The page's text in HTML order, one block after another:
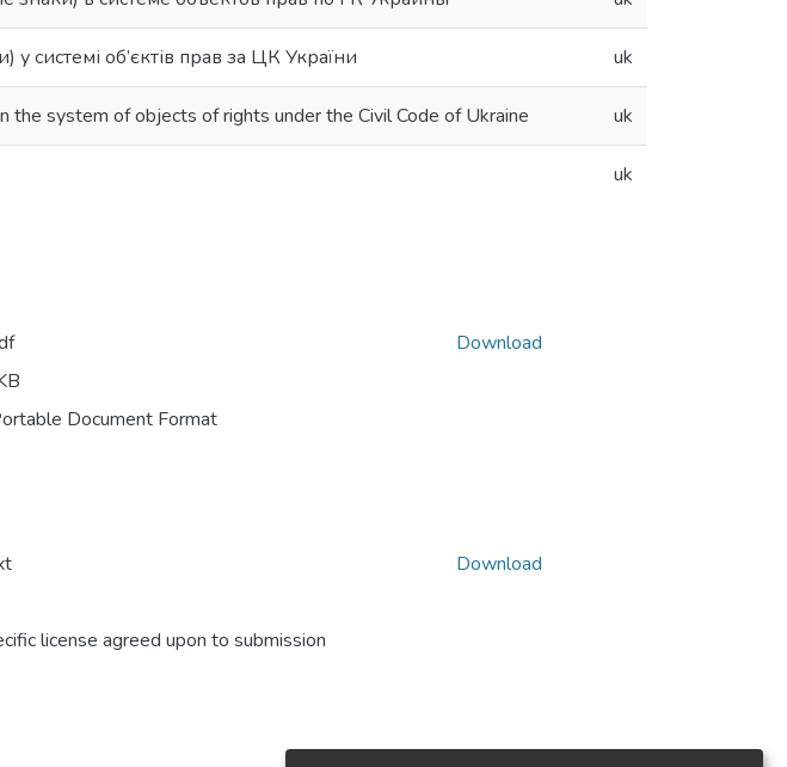
системі об’єктів прав за ЦК України uk
system of objects of rights under the Civil Code of Ukraine uk
uk
Document Format
Download
license agreed upon to submission
Download